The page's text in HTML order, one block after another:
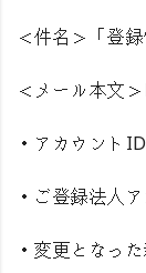
＜件名＞「登
＜メール本文
・アカウント
・ご登録法人
・変更となっ